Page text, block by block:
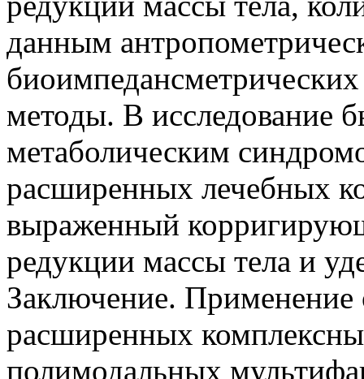
данным
методы. В исследование
метаболическим
расширенных лечебных
выраженный
редукции массы тела и
Заключение.
расширенных
полимодальных